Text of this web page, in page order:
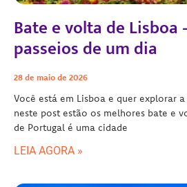
Bate e volta de Lisboa
passeios de um dia
28 de maio de 2026
Você está em Lisboa e quer explorar
neste post estão os melhores bate e
de Portugal é uma cidade
LEIA AGORA »